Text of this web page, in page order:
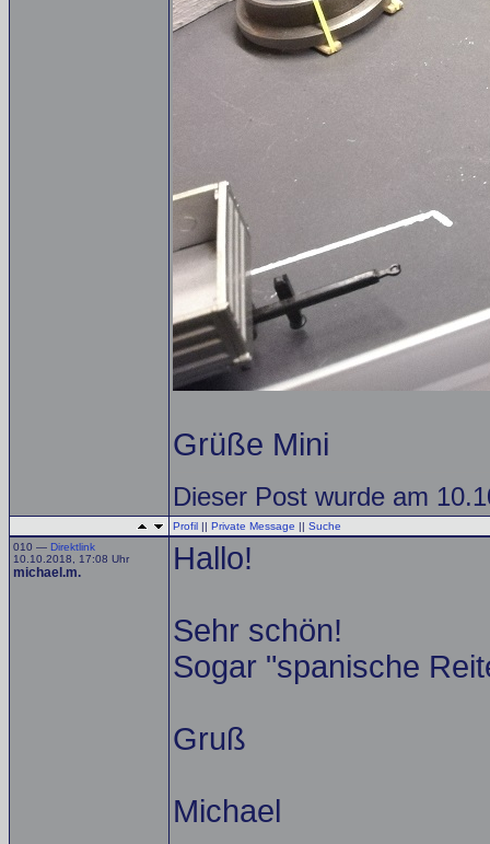
Grüße Mini
Dieser Post wurde am
Profil || Private Message || Suche
010 — Direktlink
10.10.2018, 17:08 Uhr
michael.m. Hallo!
Sehr schön!
Sogar "spanische
Gruß
Michael